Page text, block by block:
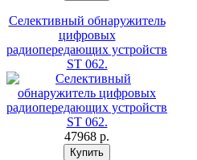
Селективный обнаружитель
цифровых
радиопередающих устройств
ST 062.
47968 p.